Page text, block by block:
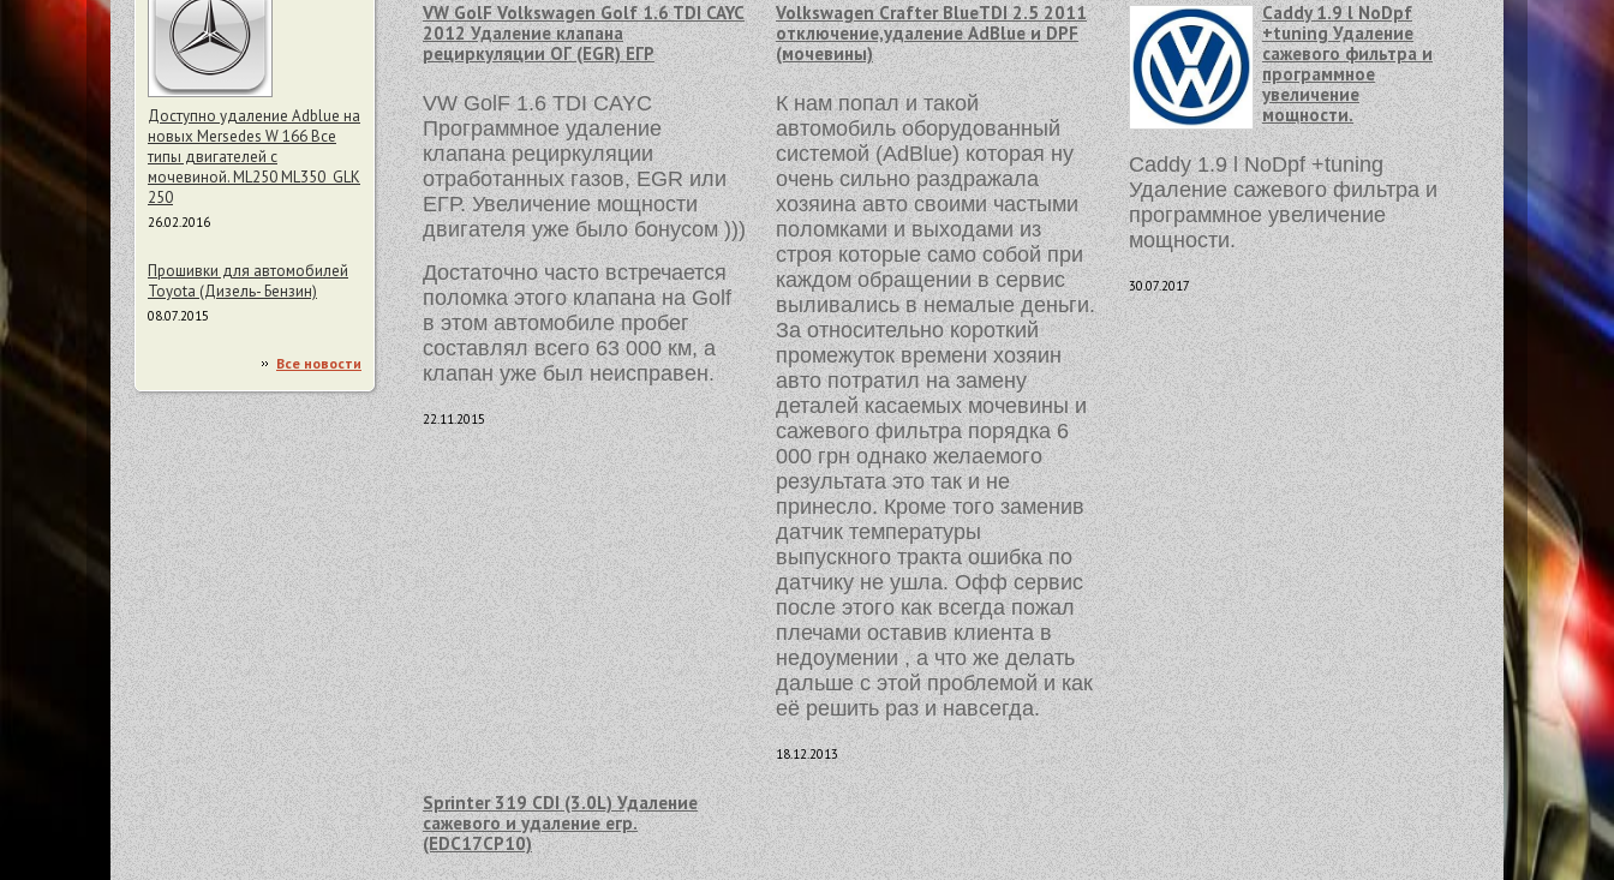
VW GolF Volkswagen Golf 1.6 TDI CAYC
2012 Удаление клапана
рециркуляции ОГ (EGR) ЕГР
VW GolF 1.6 TDI CAYC
Программное удаление
клапана рециркуляции
отработанных газов, EGR или
ЕГР. Увеличение мощности
двигателя уже было бонусом )))
Достаточно часто встречается
поломка этого клапана на Golf
в этом автомобиле пробег
составлял всего 63 000 км, а
клапан уже был неисправен.
22.11.2015
Volkswagen Crafter BlueTDI 2.5 2011
отключение,удаление AdBlue и DPF
(мочевины)
К нам попал и такой
автомобиль оборудованный
системой (AdBlue) которая ну
очень сильно раздражала
хозяина авто своими частыми
поломками и выходами из
строя которые само собой при
каждом обращении в сервис
выливались в немалые деньги.
За относительно короткий
промежуток времени хозяин
авто потратил на замену
деталей касаемых мочевины и
сажевого фильтра порядка 6
000 грн однако желаемого
результата это так и не
принесло. Кроме того заменив
датчик температуры
выпускного тракта ошибка по
датчику не ушла. Офф сервис
после этого как всегда пожал
плечами оставив клиента в
недоумении , а что же делать
дальше с этой проблемой и как
её решить раз и навсегда.
18.12.2013
Caddy 1.9 l NoDpf
+tuning Удаление
сажевого фильтра и
программное
увеличение
мощности.
Caddy 1.9 l NoDpf +tuning
Удаление сажевого фильтра и
программное увеличение
мощности.
30.07.2017
Sprinter 319 CDI (3.0L) Удаление
сажевого и удаление егр.
(EDC17CP10)
Доступно удаление Adblue на
новых Mersedes W 166 Все
типы двигателей с
мочевиной. ML250 ML350 GLK
250
26.02.2016
Прошивки для автомобилей
Toyota (Дизель- Бензин)
08.07.2015
Все новости